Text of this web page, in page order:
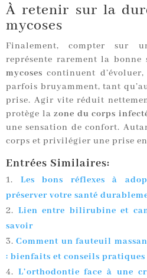
À retenir sur la
mycoses
Finalement, compter sur
représente rarement la
mycoses continuent
parfois bruyamment, tant
prise. Agir vite réduit
protège la zone du corps
une sensation de confort.
corps et privilégier une prise
Entrées Similaires:
Les bons réflexes à
préserver votre santé
Lien entre bilirubine et
savoir
Comment un fauteuil
: bienfaits et conseils pratiques
L’orthodontie face à une